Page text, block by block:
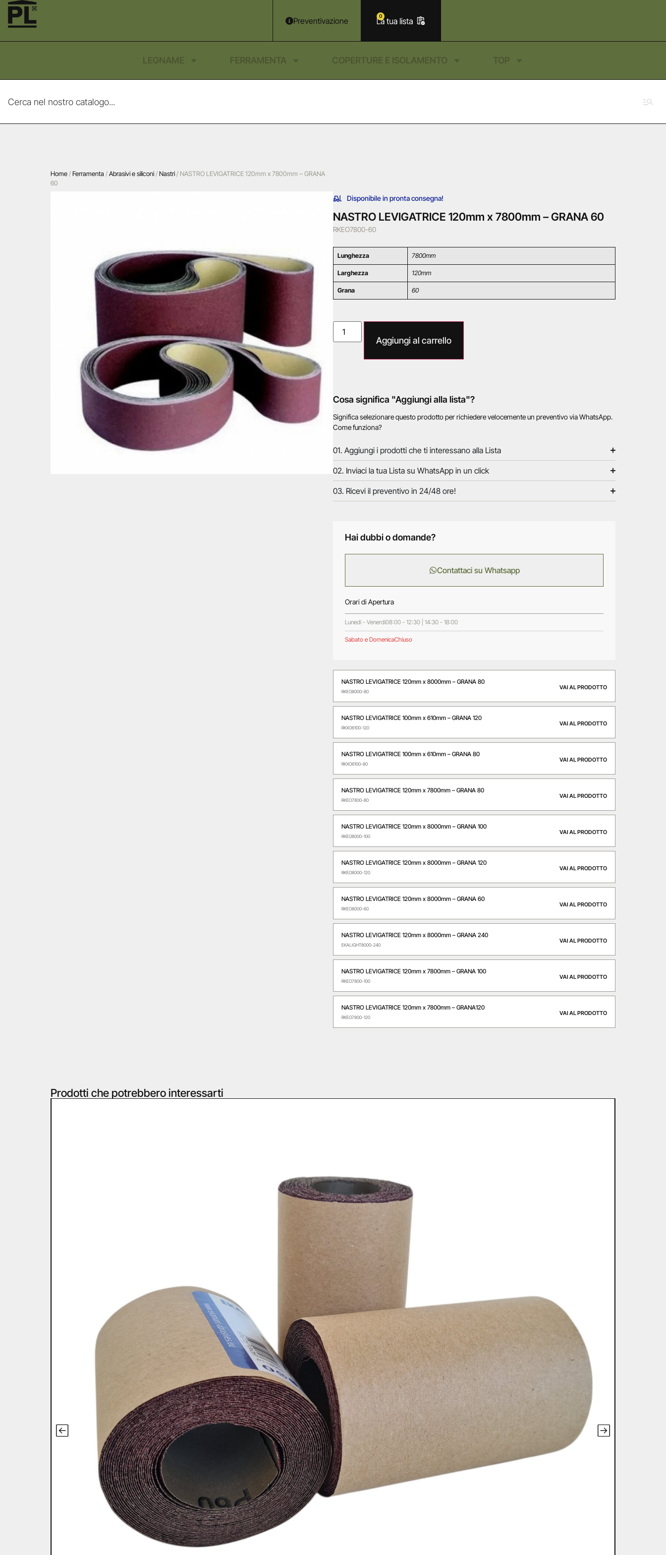
Preventivazione 0
LEGNAME FERRAMENTA COPERTURE E ISOLAMENTO TOP
Home /Ferramenta /Abrasivi e siliconi /Nastri / NASTRO LEVIGATRICE 120mm x 7800mm – GRANA
60
Disponibile in pronta consegna!
NASTRO LEVIGATRICE 120mm x 7800mm – GRANA 60
RKEO7800-60
Lunghezza 7800mm
Larghezza 120mm
Grana 60
Aggiungi al carrello
Cosa significa "Aggiungi alla lista"?
Significa selezionare questo prodotto per richiedere velocemente un preventivo via WhatsApp.
Come funziona?
01. Aggiungi i prodotti che ti interessano alla Lista
02. Inviaci la tua Lista su WhatsApp in un click
03. Ricevi il preventivo in 24/48 ore!
Hai dubbi o domande?
Contattaci su Whatsapp
Orari di Apertura
Lunedì - Venerdì08:00 - 12:30 | 14:30 - 18:00
Sabato e DomenicaChiuso
NASTRO LEVIGATRICE 120mm x 8000mm – GRANA 80
RKEO8000-80
VAI AL PRODOTTO
NASTRO LEVIGATRICE 100mm x 610mm – GRANA 120
RKXO6100-120
VAI AL PRODOTTO
NASTRO LEVIGATRICE 100mm x 610mm – GRANA 80
RKXO6100-80
VAI AL PRODOTTO
NASTRO LEVIGATRICE 120mm x 7800mm – GRANA 80
RKEO7800-80
VAI AL PRODOTTO
NASTRO LEVIGATRICE 120mm x 8000mm – GRANA 100
RKEO8000-100
VAI AL PRODOTTO
NASTRO LEVIGATRICE 120mm x 8000mm – GRANA 120
RKEO8000-120
VAI AL PRODOTTO
NASTRO LEVIGATRICE 120mm x 8000mm – GRANA 60
RKEO8000-60
VAI AL PRODOTTO
NASTRO LEVIGATRICE 120mm x 8000mm – GRANA 240
EKALIGHT8000-240
VAI AL PRODOTTO
NASTRO LEVIGATRICE 120mm x 7800mm – GRANA 100
RKEO7800-100
VAI AL PRODOTTO
NASTRO LEVIGATRICE 120mm x 7800mm – GRANA120
RKEO7800-120
VAI AL PRODOTTO
Prodotti che potrebbero interessarti